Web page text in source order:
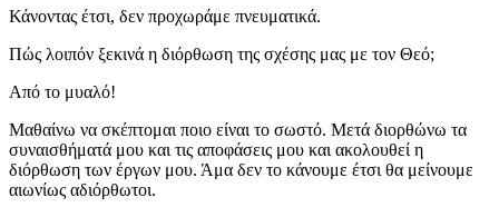
Κάνοντας έτσι, δεν προχωράμε πνευματικά.
Πώς λοιπόν ξεκινά η διόρθωση της σχέσης μας με τον Θεό;
Από το μυαλό!
Μαθαίνω να σκέπτομαι ποιο είναι το σωστό. Μετά διορθώνω τα
συναισθήματά μου και τις αποφάσεις μου και ακολουθεί η
διόρθωση των έργων μου. Άμα δεν το κάνουμε έτσι θα μείνουμε
αιωνίως αδιόρθωτοι.